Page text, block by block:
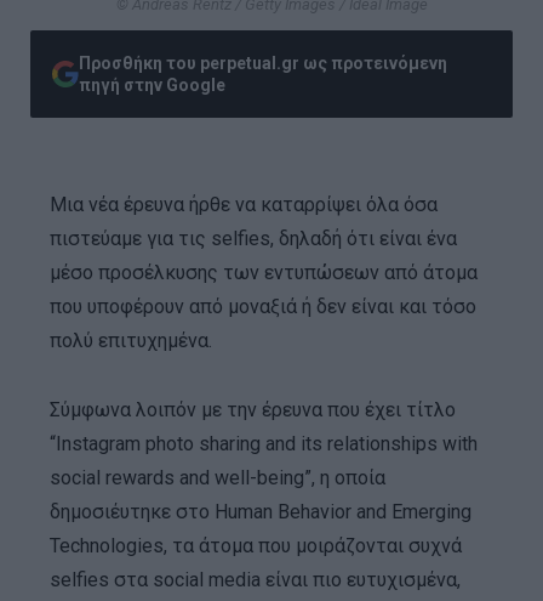
© Andreas Rentz / Getty Images / Ideal Image
Προσθήκη του perpetual.gr ως προτεινόμενη
πηγή στην Google
Μια νέα έρευνα ήρθε να καταρρίψει όλα όσα
πιστεύαμε για τις selfies, δηλαδή ότι είναι ένα
μέσο προσέλκυσης των εντυπώσεων από άτομα
που υποφέρουν από μοναξιά ή δεν είναι και τόσο
πολύ επιτυχημένα.
Σύμφωνα λοιπόν με την έρευνα που έχει τίτλο
“Instagram photo sharing and its relationships with
social rewards and well-being”, η οποία
δημοσιέυτηκε στο Human Behavior and Emerging
Technologies, τα άτομα που μοιράζονται συχνά
selfies στα social media είναι πιο ευτυχισμένα,